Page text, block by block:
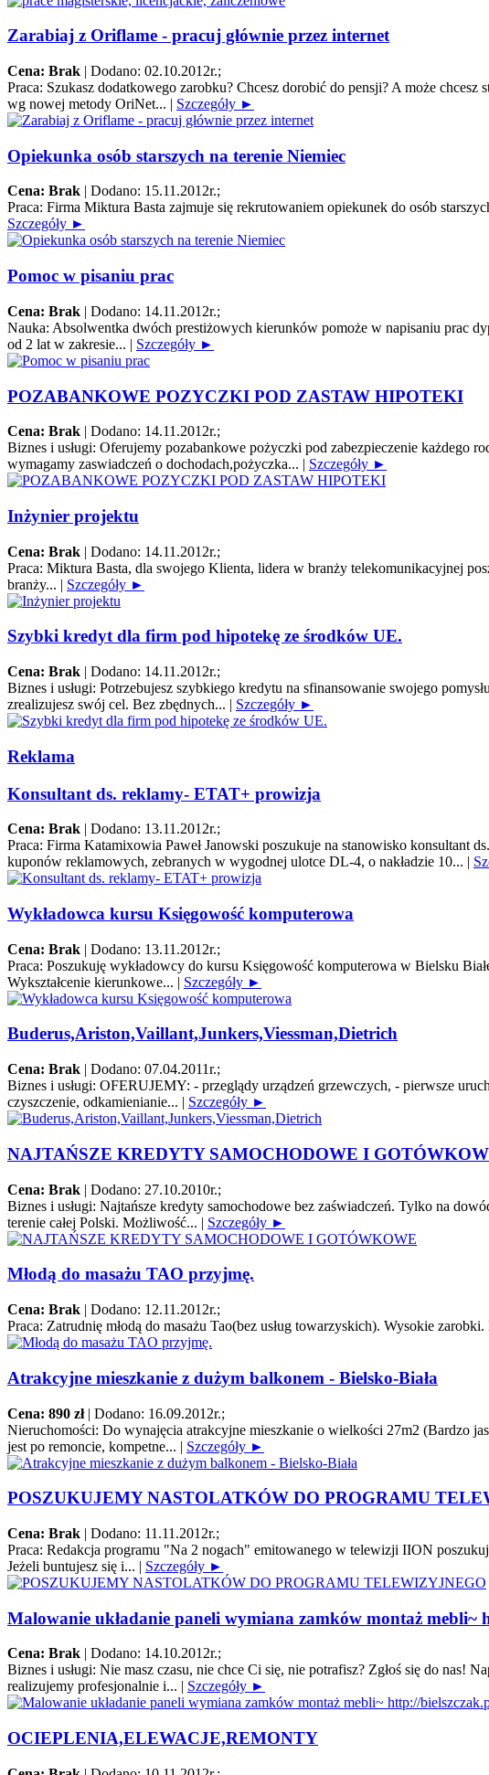
Zarabiaj z Oriflame - pracuj głównie przez internet
Cena: Brak | Dodano: 02.10.2012r.;
Praca: Szukasz dodatkowego zarobku? Chcesz dorobić do pensji? A może
wg nowej metody OriNet... | Szczegóły ►
Opiekunka osób starszych na terenie Niemiec
Cena: Brak | Dodano: 15.11.2012r.;
Praca: Firma Miktura Basta zajmuje się rekrutowaniem opiekunek do osób
Szczegóły ►
Pomoc w pisaniu prac
Cena: Brak | Dodano: 14.11.2012r.;
Nauka: Absolwentka dwóch prestiżowych kierunków pomoże w napisaniu prac
od 2 lat w zakresie... | Szczegóły ►
POZABANKOWE POZYCZKI POD ZASTAW HIPOTEKI
Cena: Brak | Dodano: 14.11.2012r.;
Biznes i usługi: Oferujemy pozabankowe pożyczki pod zabezpieczenie każdego
wymagamy zaswiadczeń o dochodach,pożyczka... | Szczegóły ►
Inżynier projektu
Cena: Brak | Dodano: 14.11.2012r.;
Praca: Miktura Basta, dla swojego Klienta, lidera w branży telekomunikacyjnej
branży... | Szczegóły ►
Szybki kredyt dla firm pod hipotekę ze środków UE.
Cena: Brak | Dodano: 14.11.2012r.;
Biznes i usługi: Potrzebujesz szybkiego kredytu na sfinansowanie swojego
zrealizujesz swój cel. Bez zbędnych... | Szczegóły ►
Reklama
Konsultant ds. reklamy- ETAT+ prowizja
Cena: Brak | Dodano: 13.11.2012r.;
Praca: Firma Katamixowia Paweł Janowski poszukuje na stanowisko konsultant
kuponów reklamowych, zebranych w wygodnej ulotce DL-4, o nakładzie 10... |
Wykładowca kursu Księgowość komputerowa
Cena: Brak | Dodano: 13.11.2012r.;
Praca: Poszukuję wykładowcy do kursu Księgowość komputerowa w Bielsku
Wykształcenie kierunkowe... | Szczegóły ►
Buderus,Ariston,Vaillant,Junkers,Viessman,Dietrich
Cena: Brak | Dodano: 07.04.2011r.;
Biznes i usługi: OFERUJEMY: - przeglądy urządzeń grzewczych, - pierwsze
czyszczenie, odkamienianie... | Szczegóły ►
NAJTAŃSZE KREDYTY SAMOCHODOWE I
Cena: Brak | Dodano: 27.10.2010r.;
Biznes i usługi: Najtańsze kredyty samochodowe bez zaświadczeń. Tylko na
terenie całej Polski. Możliwość... | Szczegóły ►
Młodą do masażu TAO przyjmę.
Cena: Brak | Dodano: 12.11.2012r.;
Praca: Zatrudnię młodą do masażu Tao(bez usług towarzyskich). Wysokie
Atrakcyjne mieszkanie z dużym balkonem - Bielsko-Biała
Cena: 890 zł | Dodano: 16.09.2012r.;
Nieruchomości: Do wynajęcia atrakcyjne mieszkanie o wielkości 27m2 (Bardzo
jest po remoncie, kompetne... | Szczegóły ►
POSZUKUJEMY NASTOLATKÓW DO PROGRAMU
Cena: Brak | Dodano: 11.11.2012r.;
Praca: Redakcja programu "Na 2 nogach" emitowanego w telewizji IION
Jeżeli buntujesz się i... | Szczegóły ►
Malowanie układanie paneli wymiana zamków montaż mebli~
Cena: Brak | Dodano: 14.10.2012r.;
Biznes i usługi: Nie masz czasu, nie chce Ci się, nie potrafisz? Zgłoś się do nas!
realizujemy profesjonalnie i... | Szczegóły ►
OCIEPLENIA,ELEWACJE,REMONTY